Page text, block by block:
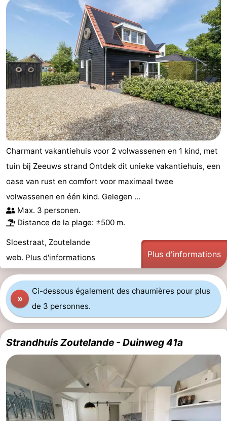
Charmant vakantiehuis voor 2 volwassenen en 1 kind, met
tuin bij Zeeuws strand Ontdek dit unieke vakantiehuis, een
oase van rust en comfort voor maximaal twee
volwassenen en één kind. Gelegen ...
Max. 3 personen.
Distance de la plage: ±500 m.
Sloestraat, Zoutelande
web. Plus d'informations Plus d'informations
»
Ci-dessous également des chaumières pour plus
de 3 personnes.
Strandhuis Zoutelande - Duinweg 41a